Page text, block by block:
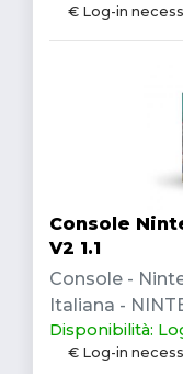
€ Log-in
Console
V2 1.1
Console -
Italiana -
Disponibilità:
€ Log-in